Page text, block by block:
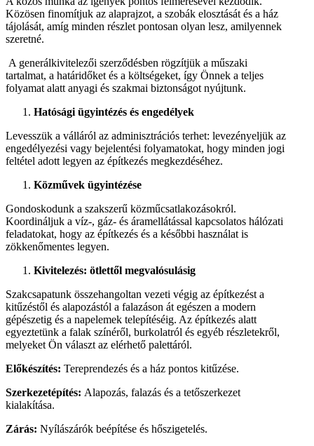
Közösen finomítjuk az alaprajzot, a szobák elosztását és a ház
tájolását, amíg minden részlet pontosan olyan lesz, amilyennek
szeretné.
A generálkivitelezői szerződésben rögzítjük a műszaki
tartalmat, a határidőket és a költségeket, így Önnek a teljes
folyamat alatt anyagi és szakmai biztonságot nyújtunk.
Hatósági ügyintézés és engedélyek
Levesszük a válláról az adminisztrációs terhet: levezényeljük az
engedélyezési vagy bejelentési folyamatokat, hogy minden jogi
feltétel adott legyen az építkezés megkezdéséhez.
Közművek ügyintézése
Gondoskodunk a szakszerű közműcsatlakozásokról.
Koordináljuk a víz-, gáz- és áramellátással kapcsolatos hálózati
feladatokat, hogy az építkezés és a későbbi használat is
zökkenőmentes legyen.
Kivitelezés: ötlettől megvalósulásig
Szakcsapatunk összehangoltan vezeti végig az építkezést a
kitűzéstől és alapozástól a falazáson át egészen a modern
gépészetig és a napelemek telepítéséig. Az építkezés alatt
egyeztetünk a falak színéről, burkolatról és egyéb részletekről,
melyeket Ön választ az elérhető palettáról.
Előkészítés: Tereprendezés és a ház pontos kitűzése.
Szerkezetépítés: Alapozás, falazás és a tetőszerkezet
kialakítása.
Zárás: Nyílászárók beépítése és hőszigetelés.